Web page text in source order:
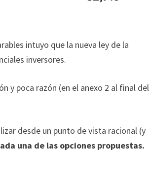
intuyo que la nueva ley de la
inversores.
y poca razón (en el anexo 2 al final del
desde un punto de vista racional (y
una de las opciones propuestas.